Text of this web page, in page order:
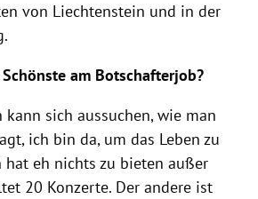
von Liechtenstein und in der
am Botschafterjob?
kann sich aussuchen, wie man
ich bin da, um das Leben zu
hat eh nichts zu bieten außer
20 Konzerte. Der andere ist